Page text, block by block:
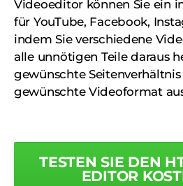
Videoeditor können Sie ein
für YouTube, Facebook,
indem Sie verschiedene
alle unnötigen Teile daraus
gewünschte
gewünschte Videoformat
TESTEN SIE DEN
EDITOR